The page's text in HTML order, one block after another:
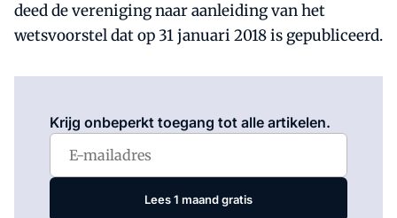
deed de vereniging naar aanleiding van het
wetsvoorstel dat op 31 januari 2018 is gepubliceerd.
Krijg onbeperkt toegang tot alle artikelen.
Lees 1 maand gratis